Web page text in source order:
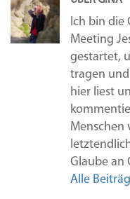
Ich bin die
Meeting
gestartet,
tragen
hier liest
Menschen
Glaube an
Alle